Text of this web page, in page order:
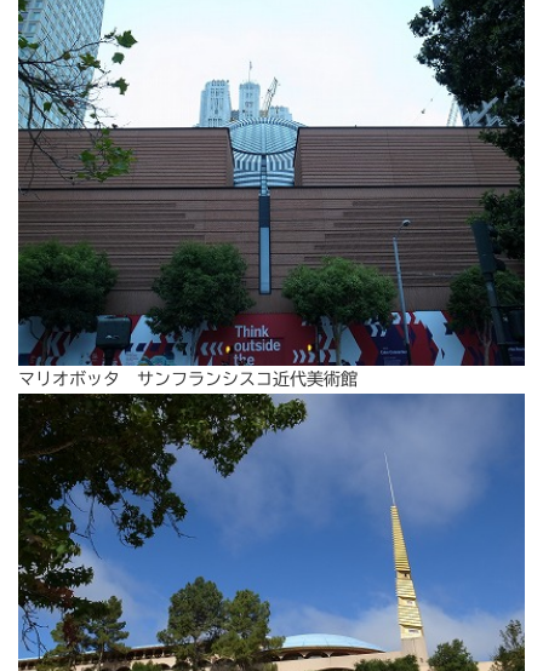
マリオボッタ サンフランシスコ近代美術館